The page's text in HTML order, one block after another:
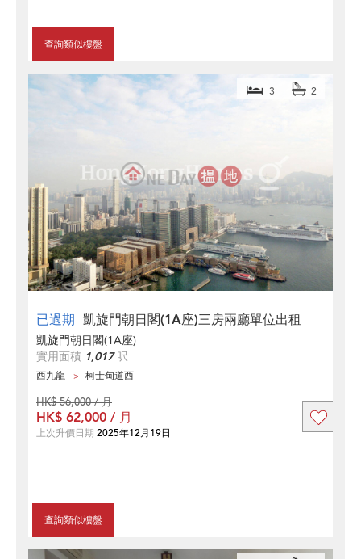
查詢類似樓盤
已過期 凱旋門朝日閣(1A座)三房兩廳單位出租
3 2
凱旋門朝日閣(1A座)
實用面積 1,017呎
西九龍 柯士甸道西
查詢類似樓盤
HK$ 56,000 / 月
HK$ 62,000 / 月
上次升價日期 2025年12月19日